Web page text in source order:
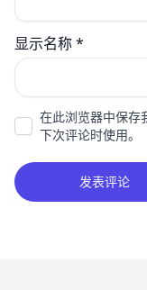
显示名称*
在此浏览器中保存
下次评论时使用。